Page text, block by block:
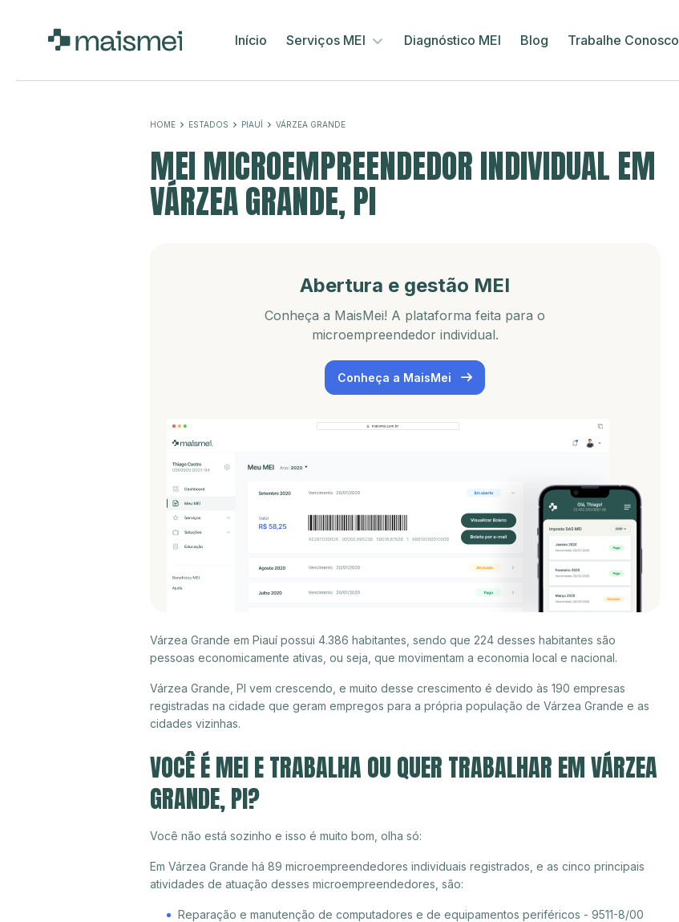
Início Serviços MEI Diagnóstico MEI Blog Trabalhe Conosco
HOME ESTADOS PIAUÍ VÁRZEA GRANDE
MEI MICROEMPREENDEDOR INDIVIDUAL EM
VÁRZEA GRANDE, PI
Abertura e gestão MEI
Conheça a MaisMei! A plataforma feita para o
microempreendedor individual.
Conheça a MaisMei
Várzea Grande em Piauí possui 4.386 habitantes, sendo que 224 desses habitantes são
pessoas economicamente ativas, ou seja, que movimentam a economia local e nacional.
Várzea Grande, PI vem crescendo, e muito desse crescimento é devido às 190 empresas
registradas na cidade que geram empregos para a própria população de Várzea Grande e as
cidades vizinhas.
VOCÊ É MEI E TRABALHA OU QUER TRABALHAR EM VÁRZEA
GRANDE, PI?
Você não está sozinho e isso é muito bom, olha só:
Em Várzea Grande há 89 microempreendedores individuais registrados, e as cinco principais
atividades de atuação desses microempreendedores, são:
Reparação e manutenção de computadores e de equipamentos periféricos - 9511-8/00